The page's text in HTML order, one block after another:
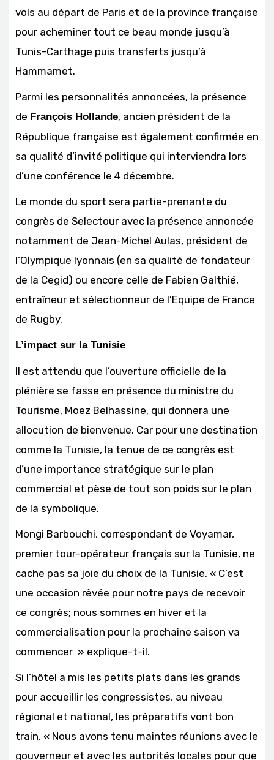
vols au départ de Paris et de la province française
pour acheminer tout ce beau monde jusqu’à
Tunis-Carthage puis transferts jusqu’à
Hammamet.
Parmi les personnalités annoncées, la présence
de François Hollande, ancien président de la
République française est également confirmée en
sa qualité d’invité politique qui interviendra lors
d’une conférence le 4 décembre.
Le monde du sport sera partie-prenante du
congrès de Selectour avec la présence annoncée
notamment de Jean-Michel Aulas, président de
l’Olympique lyonnais (en sa qualité de fondateur
de la Cegid) ou encore celle de Fabien Galthié,
entraîneur et sélectionneur de l’Equipe de France
de Rugby.
L’impact sur la Tunisie
Il est attendu que l’ouverture officielle de la
plénière se fasse en présence du ministre du
Tourisme, Moez Belhassine, qui donnera une
allocution de bienvenue. Car pour une destination
comme la Tunisie, la tenue de ce congrès est
d’une importance stratégique sur le plan
commercial et pèse de tout son poids sur le plan
de la symbolique.
Mongi Barbouchi, correspondant de Voyamar,
premier tour-opérateur français sur la Tunisie, ne
cache pas sa joie du choix de la Tunisie. « C’est
une occasion rêvée pour notre pays de recevoir
ce congrès; nous sommes en hiver et la
commercialisation pour la prochaine saison va
commencer » explique-t-il.
Si l’hôtel a mis les petits plats dans les grands
pour accueillir les congressistes, au niveau
régional et national, les préparatifs vont bon
train. « Nous avons tenu maintes réunions avec le
gouverneur et avec les autorités locales pour que